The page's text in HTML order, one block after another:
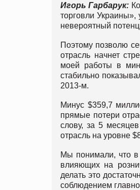
Игорь Гарбарук:
торговли
невероятный
Поэтому позволю
отрасль начнет
моей работы в
стабильно
2013-м.
Минус $359,7
прямые потери
слову, за 5
отрасль на уровне
Мы понимали, что в
влияющих на
делать это
соблюдением